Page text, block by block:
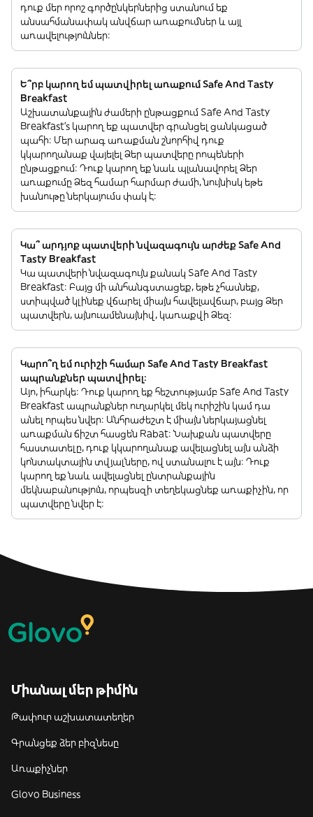
դուք մեր որոշ գործընկերներից ստանում եք
անսահմանափակ անվճար առաքումներ և այլ
առավելություններ:
Ե՞րբ կարող եմ պատվիրել առաքում Safe And Tasty
Breakfast
Աշխատանքային ժամերի ընթացքում Safe And Tasty
Breakfast’s կարող եք պատվեր գրանցել ցանկացած
պահի: Մեր արագ առաքման շնորհիվ դուք
կկարողանաք վայելել Ձեր պատվերը րոպեների
ընթացքում: Դուք կարող եք նաև պլանավորել Ձեր
առաքումը Ձեզ համար հարմար ժամի, նույնիսկ եթե
խանութը ներկայումս փակ է:
Կա՞ արդյոք պատվերի նվազագույն արժեք Safe And
Tasty Breakfast
Կա պատվերի նվազագույն քանակ Safe And Tasty
Breakfast: Բայց մի անհանգստացեք, եթե չհասնեք,
ստիպված կլինեք վճարել միայն հավելավճար, բայց Ձեր
պատվերն, այնուամենայնիվ, կառաքվի Ձեզ:
Կարո՞ղ եմ ուրիշի համար Safe And Tasty Breakfast
ապրանքներ պատվիրել:
Այո, իհարկե: Դուք կարող եք հեշտությամբ Safe And Tasty
Breakfast ապրանքներ ուղարկել մեկ ուրիշին կամ դա
անել որպես նվեր: Անհրաժեշտ է միայն ներկայացնել
առաքման ճիշտ հասցեն Rabat: Նախքան պատվերը
հաստատելը, դուք կկարողանաք ավելացնել այն անձի
կոնտակտային տվյալները, ով ստանալու է այն: Դուք
կարող եք նաև ավելացնել ընտրանքային
մեկնաբանություն, որպեսզի տեղեկացնեք առաքիչին, որ
պատվերը նվեր է:
Միանալ մեր թիմին
Թափուր աշխատատեղեր
Գրանցեք ձեր բիզնեսը
Առաքիչներ
Glovo Business